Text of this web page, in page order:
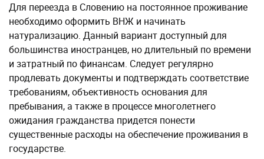
Для переезда в Словению на постоянное проживание
необходимо оформить ВНЖ и начинать
натурализацию. Данный вариант доступный для
большинства иностранцев, но длительный по времени
и затратный по финансам. Следует регулярно
продлевать документы и подтверждать соответствие
требованиям, объективность основания для
пребывания, а также в процессе многолетнего
ожидания гражданства придется понести
существенные расходы на обеспечение проживания в
государстве.